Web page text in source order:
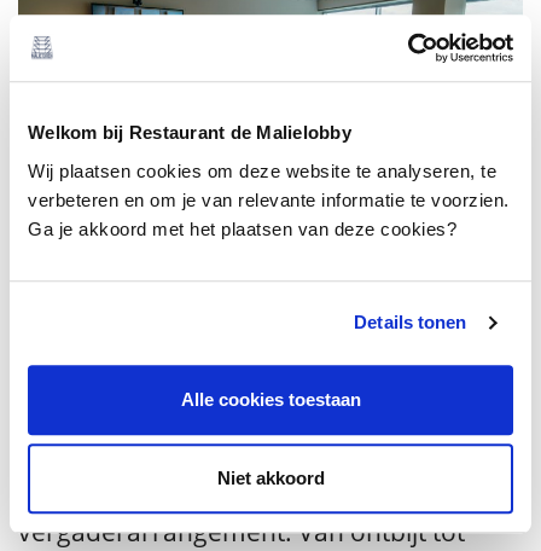
Welkom bij Restaurant de Malielobby
Wij plaatsen cookies om deze website te analyseren, te
verbeteren en om je van relevante informatie te voorzien.
Ga je akkoord met het plaatsen van deze cookies?
Details tonen
Alle cookies toestaan
Niet akkoord
Ons vergader­­­­­­
arrangement
Wij bieden een uitgebreid
vergaderarrangement. Van ontbijt tot